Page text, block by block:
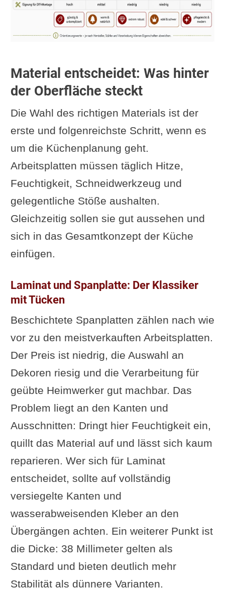
Material entscheidet: Was hinter
der Oberfläche steckt
Die Wahl des richtigen Materials ist der
erste und folgenreichste Schritt, wenn es
um die Küchenplanung geht.
Arbeitsplatten müssen täglich Hitze,
Feuchtigkeit, Schneidwerkzeug und
gelegentliche Stöße aushalten.
Gleichzeitig sollen sie gut aussehen und
sich in das Gesamtkonzept der Küche
einfügen.
Laminat und Spanplatte: Der Klassiker
mit Tücken
Beschichtete Spanplatten zählen nach wie
vor zu den meistverkauften Arbeitsplatten.
Der Preis ist niedrig, die Auswahl an
Dekoren riesig und die Verarbeitung für
geübte Heimwerker gut machbar. Das
Problem liegt an den Kanten und
Ausschnitten: Dringt hier Feuchtigkeit ein,
quillt das Material auf und lässt sich kaum
reparieren. Wer sich für Laminat
entscheidet, sollte auf vollständig
versiegelte Kanten und
wasserabweisenden Kleber an den
Übergängen achten. Ein weiterer Punkt ist
die Dicke: 38 Millimeter gelten als
Standard und bieten deutlich mehr
Stabilität als dünnere Varianten.